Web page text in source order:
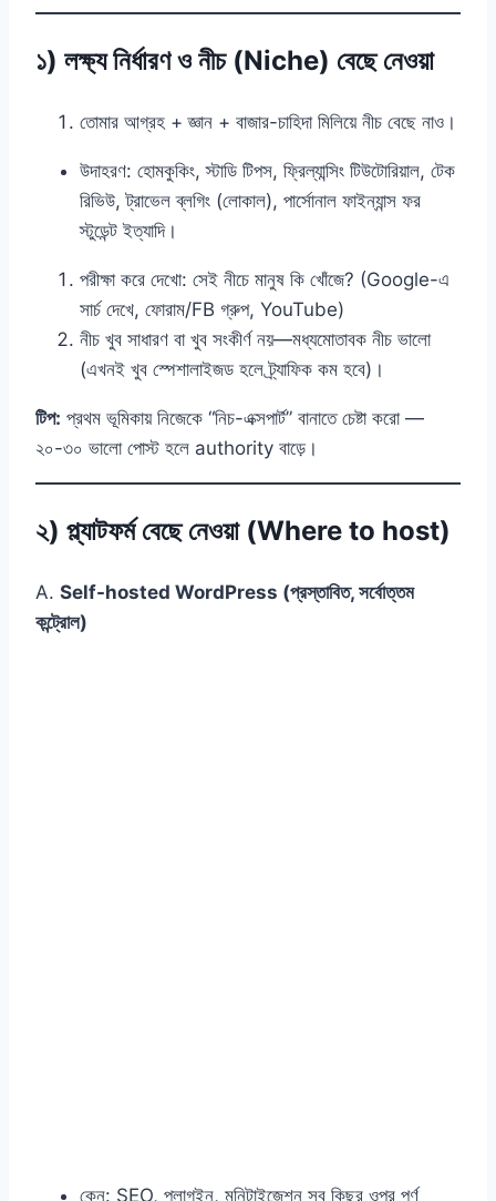
১) লক্ষ্য নির্ধারণ ও নীচ (Niche) বেছে নেওয়া
তোমার আগ্রহ + জ্ঞান + বাজার-চাহিদা মিলিয়ে নীচ বেছে নাও।
উদাহরণ: হোমকুকিং, স্টাডি টিপস, ফ্রিল্যান্সিং টিউটোরিয়াল, টেক
রিভিউ, ট্রাভেল ব্লগিং (লোকাল), পার্সোনাল ফাইন্যান্স ফর
স্টুডেন্ট ইত্যাদি।
পরীক্ষা করে দেখো: সেই নীচে মানুষ কি খোঁজে? (Google-এ
সার্চ দেখে, ফোরাম/FB গ্রুপ, YouTube)
নীচ খুব সাধারণ বা খুব সংকীর্ণ নয়—মধ্যমোতাবক নীচ ভালো
(এখনই খুব স্পেশালাইজড হলে ট্র্যাফিক কম হবে)।
টিপ: প্রথম ভূমিকায় নিজেকে “নিচ-এক্সপার্ট” বানাতে চেষ্টা করো —
২০-৩০ ভালো পোস্ট হলে authority বাড়ে।
২) প্ল্যাটফর্ম বেছে নেওয়া (Where to host)
A. Self-hosted WordPress (প্রস্তাবিত, সর্বোত্তম
কন্ট্রোল)
কেন: SEO, প্লাগইন, মনিটাইজেশন সব কিছুর ওপর পূর্ণ